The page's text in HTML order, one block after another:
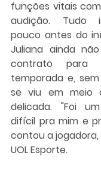
funções vitais
audição. Tudo
pouco antes do
Juliana ainda
contrato
temporada e,
se viu em meio
delicada. "Foi
difícil pra mim e
contou a
UOL Esporte.